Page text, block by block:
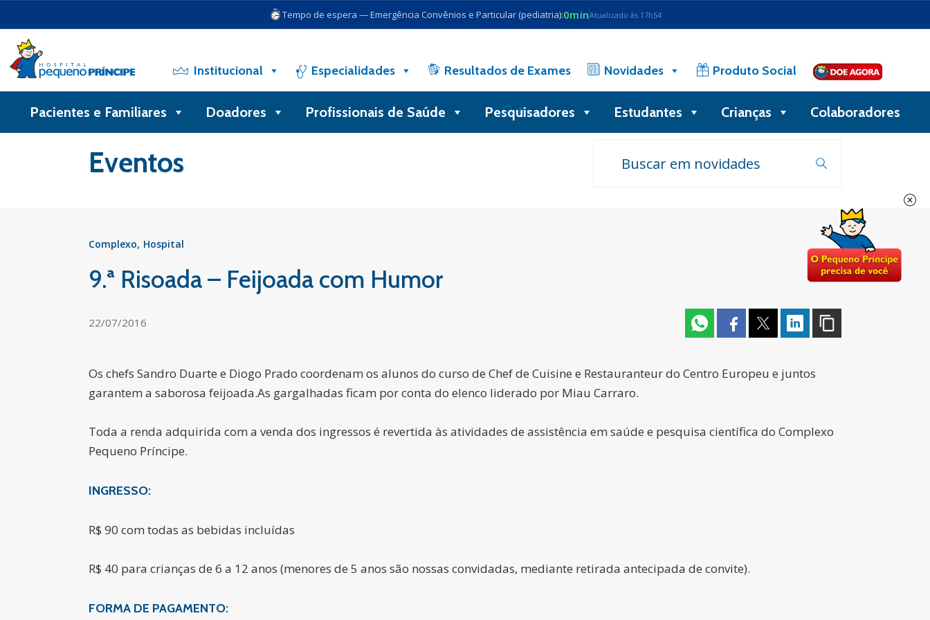
Tempo de espera — Emergência Convênios e Particular (pediatria):0minAtualizado às 17h54
Institucional Especialidades Resultados de Exames Novidades Produto Social
Busca
Pacientes e Familiares Doadores Profissionais de Saúde Pesquisadores Estudantes Crianças Colaboradores
Eventos
Complexo Hospital
9.ª Risoada – Feijoada com Humor
22/07/2016
Os chefs Sandro Duarte e Diogo Prado coordenam os alunos do curso de Chef de Cuisine e Restauranteur do Centro Europeu e juntos
garantem a saborosa feijoada.As gargalhadas ficam por conta do elenco liderado por Miau Carraro.
Toda a renda adquirida com a venda dos ingressos é revertida às atividades de assistência em saúde e pesquisa científica do Complexo
Pequeno Príncipe.
INGRESSO:
R$ 90 com todas as bebidas incluídas
R$ 40 para crianças de 6 a 12 anos (menores de 5 anos são nossas convidadas, mediante retirada antecipada de convite).
FORMA DE PAGAMENTO: